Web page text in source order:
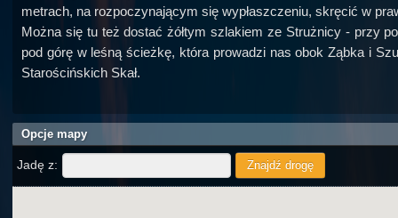
metrach, na rozpoczynającym się wypłaszczeniu, skręcić w
Można się tu też dostać żółtym szlakiem ze Strużnicy - przy
pod górę w leśną ścieżkę, która prowadzi nas obok Ząbka i
Starościńskich Skał.
Opcje mapy
Jadę z: